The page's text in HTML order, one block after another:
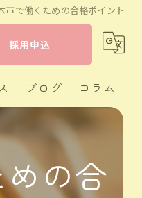
市で働くための合格ポイント
採用申込
ブログ コラム
の合